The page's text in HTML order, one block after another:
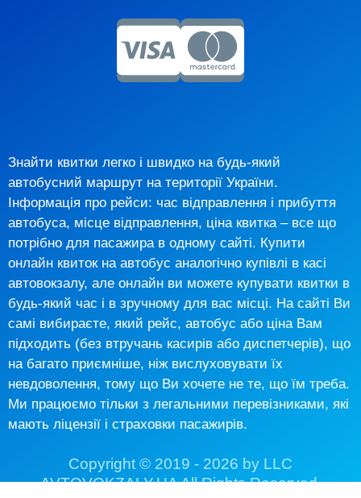
Знайти квитки легко і швидко на будь-який
автобусний маршрут на території України.
Інформація про рейси: час відправлення і прибуття
автобуса, місце відправлення, ціна квитка – все що
потрібно для пасажира в одному сайті. Купити
онлайн квиток на автобус аналогічно купівлі в касі
автовокзалу, але онлайн ви можете купувати квитки в
будь-який час і в зручному для вас місці. На сайті Ви
самі вибираєте, який рейс, автобус або ціна Вам
підходить (без втручань касирів або диспетчерів), що
на багато приємніше, ніж вислуховувати їх
невдоволення, тому що Ви хочете не те, що їм треба.
Ми працюємо тільки з легальними перевізниками, які
мають ліцензії і страховки пасажирів.
Copyright © 2019 - 2026 by LLC
AVTOVOKZALY.UA All Rights Reserved.